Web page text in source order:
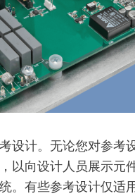
设计。无论您对参考
以向设计人员展示元
。有些参考设计仅适